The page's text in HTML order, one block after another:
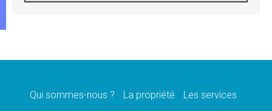
Le programme du voyage apostolique du
07.08.2026
07.08.2026
Qui sommes-nous ? La propriété Les services